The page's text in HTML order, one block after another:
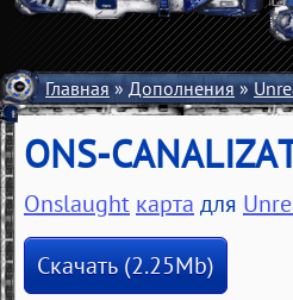
Главная»Дополнения»
ONS-
Onslaught карта для
Скачать (2.25Mb)